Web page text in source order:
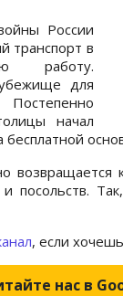
России
транспорт в
работу.
для
начал
возвращается
посольств.
, если
нас в